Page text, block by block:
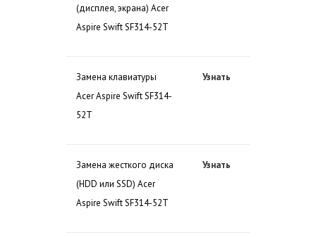
(дисплея, экрана) Acer
Aspire Swift SF314-52T
Замена клавиатуры
Acer Aspire Swift SF314-
52T
Узнать
Замена жесткого диска
(HDD или SSD) Acer
Aspire Swift SF314-52T
Узнать